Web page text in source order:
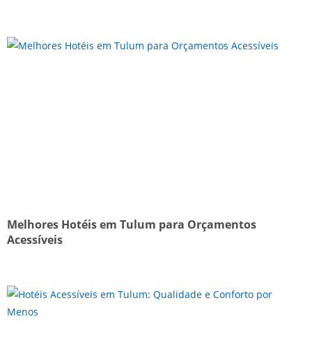
Melhores Hotéis em Tulum para Orçamentos
Acessíveis